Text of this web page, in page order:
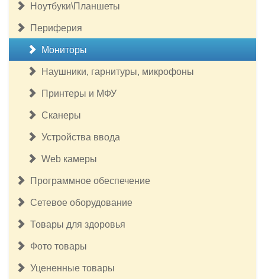
Ноутбуки\Планшеты
Периферия
Мониторы
Наушники, гарнитуры, микрофоны
Принтеры и МФУ
Сканеры
Устройства ввода
Web камеры
Программное обеспечение
Сетевое оборудование
Товары для здоровья
Фото товары
Уцененные товары